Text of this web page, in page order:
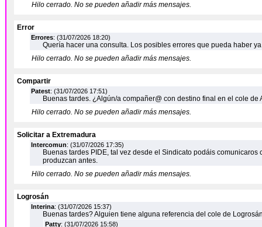
Hilo cerrado. No se pueden añadir más mensajes.
Error
Errores: (31/07/2026 18:20)
Quería hacer una consulta. Los posibles errores que pueda haber
Hilo cerrado. No se pueden añadir más mensajes.
Compartir
Patest: (31/07/2026 17:51)
Buenas tardes. ¿Algún/a compañer@ con destino final en el cole
Hilo cerrado. No se pueden añadir más mensajes.
Solicitar a Extremadura
Intercomun: (31/07/2026 17:35)
Buenas tardes PIDE, tal vez desde el Sindicato podáis
produzcan antes.
Hilo cerrado. No se pueden añadir más mensajes.
Logrosán
Interina: (31/07/2026 15:37)
Buenas tardes? Alguien tiene alguna referencia del cole de
Patty: (31/07/2026 15:58)